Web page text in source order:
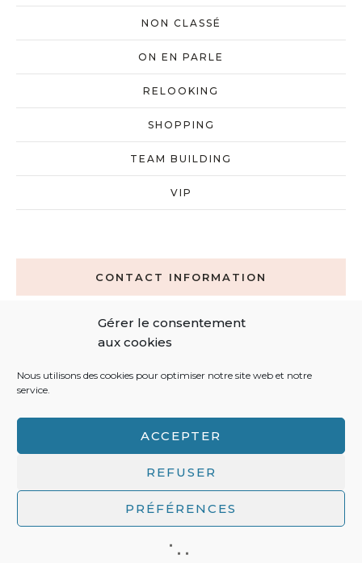
Gérer le consentement
aux cookies
Nous utilisons des cookies pour optimiser notre site web et notre
service.
ACCEPTER
REFUSER
PRÉFÉRENCES
NON CLASSÉ
ON EN PARLE
RELOOKING
SHOPPING
TEAM BUILDING
VIP
CONTACT INFORMATION
contact@latelierdalice.net
Politique de confidentialité / mentions légales